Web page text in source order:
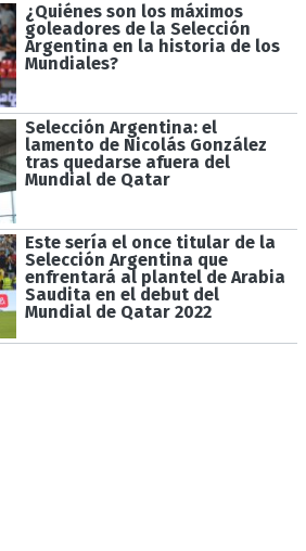
¿Quiénes son los máximos
goleadores de la Selección
Argentina en la historia de los
Mundiales?
Selección Argentina: el
lamento de Nicolás González
tras quedarse afuera del
Mundial de Qatar
Este sería el once titular de la
Selección Argentina que
enfrentará al plantel de Arabia
Saudita en el debut del
Mundial de Qatar 2022